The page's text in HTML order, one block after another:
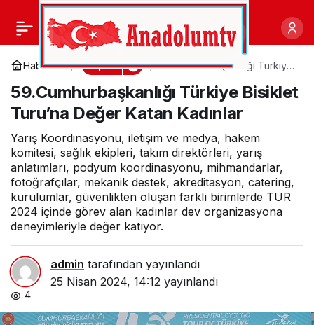
Haberler Spor
59.Cumhurbaşkanlığı Türkiye
Kadınlar
59.Cumhurbaşkanlığı Türkiye Bisiklet
Turu’na Değer Katan Kadınlar
Yarış Koordinasyonu, iletişim ve medya, hakem
komitesi, sağlık ekipleri, takım direktörleri, yarış
anlatımları, podyum koordinasyonu, mihmandarlar,
fotoğrafçılar, mekanik destek, akreditasyon, catering,
kurulumlar, güvenlikten oluşan farklı birimlerde TUR
2024 içinde görev alan kadınlar dev organizasyona
deneyimleriyle değer katıyor.
admin tarafından yayınlandı
25 Nisan 2024, 14:12 yayınlandı
4
Potada Canik Rüzgârı Paylaş